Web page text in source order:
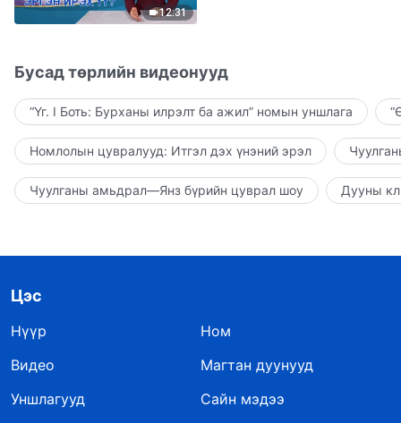
12:31
Бусад төрлийн видеонууд
“Үг. I Боть: Бурханы илрэлт ба ажил” номын уншлага
Номлолын цувралууд: Итгэл дэх үнэний эрэл
Чуулганы амьдрал—Янз бүрийн цуврал шоу Дууны
Цэс
Нүүр
Ном
Видео
Магтан дуунууд
Уншлагууд
Сайн мэдээ